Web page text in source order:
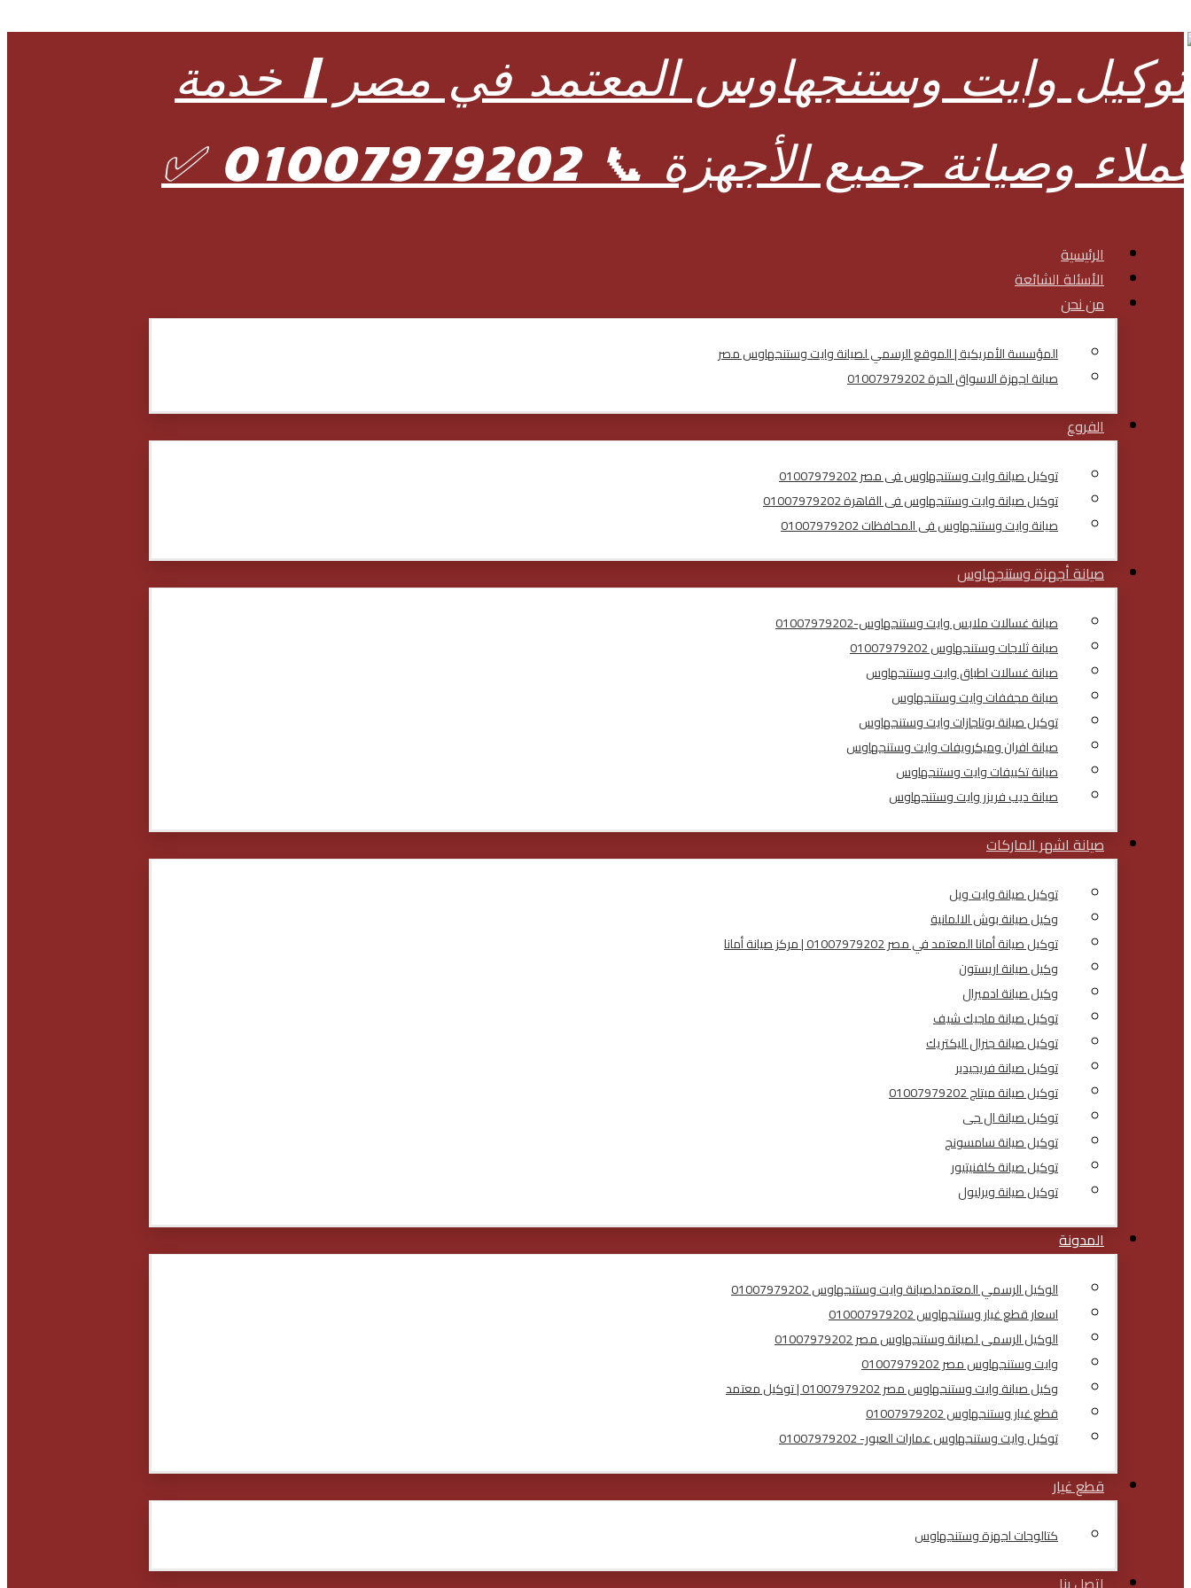
الرئيسية
الأسئلة الشائعة
من نحن
المؤسسة الأمريكية | الموقع الرسمي لصيانة وايت وستنجهاوس مصر
صيانة اجهزة الاسواق الحرة 01007979202
الفروع
توكيل صيانة وايت وستنجهاوس فى مصر 01007979202
توكيل صيانة وايت وستنجهاوس فى القاهرة 01007979202
صيانة وايت وستنجهاوس فى المحافظات 01007979202
صيانة أجهزة وستنجهاوس
صيانة غسالات ملابس وايت وستنجهاوس-01007979202
صيانة ثلاجات وستنجهاوس 01007979202
صيانة غسالات اطباق وايت وستنجهاوس
صيانة مجففات وايت وستنجهاوس
توكيل صيانة بوتاجازات وايت وستنجهاوس
صيانة افران وميكرويفات وايت وستنجهاوس
صيانة تكييفات وايت وستنجهاوس
صيانة ديب فريزر وايت وستنجهاوس
صيانة اشهر الماركات
توكيل صيانة وايت ويل
وكيل صيانة بوش الالمانية
توكيل صيانة أمانا المعتمد في مصر 01007979202 | مركز صيانة أمانا
وكيل صيانة اريستون
وكيل صيانة ادميرال
توكيل صيانة ماجيك شيف
توكيل صيانة جنرال اليكتريك
توكيل صيانة فريجيدير
توكيل صيانة ميتاج 01007979202
توكيل صيانة ال جى
توكيل صيانة سامسونج
توكيل صيانة كلفنيتيور
توكيل صيانة ويرلبول
المدونة
الوكيل الرسمي المعتمدلصيانة وايت وستنجهاوس 01007979202
اسعار قطع غيار وستنجهاوس 010007979202
الوكيل الرسمى لصيانة وستنجهاوس مصر 01007979202
وايت وستنجهاوس مصر 01007979202
وكيل صيانة وايت وستنجهاوس مصر 01007979202 | توكيل معتمد
قطع غيار وستنجهاوس 01007979202
توكيل وايت وستنجهاوس عمارات العبور- 01007979202
قطع غيار
كتالوجات اجهزة وستنجهاوس